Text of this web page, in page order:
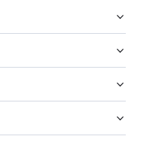
PREBIOTYCZNY DO
inspirowana
harmonii
formuły,
BETAINE, GLYCERIN,
TEA FERMENT,
FRUCTOSE,
EXTRACT, BETA-
i delikatnie